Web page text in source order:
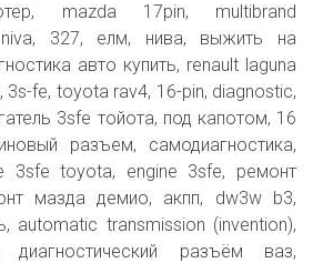
mazda 17pin, multibrand
327, елм, нива, выжить на
авто купить, renault laguna
fe, toyota rav4, 16-pin, diagnostic,
3sfe тойота, под капотом, 16
разъем, самодиагностика,
3sfe toyota, engine 3sfe, ремонт
мазда демио, акпп, dw3w b3,
automatic transmission (invention),
диагностический разъём ваз,